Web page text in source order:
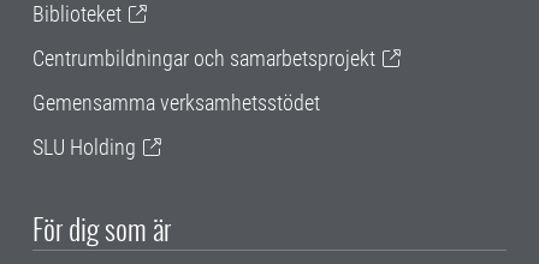
Biblioteket
Centrumbildningar och samarbetsprojekt
Gemensamma verksamhetsstödet
SLU Holding
För dig som är